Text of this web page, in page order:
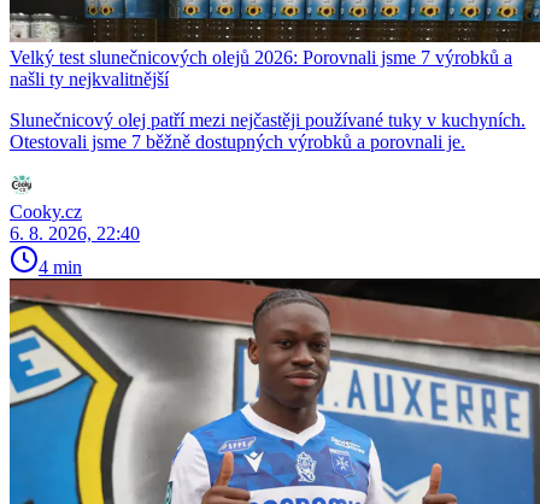
Velký test slunečnicových olejů 2026: Porovnali jsme 7 výrobků a
našli ty nejkvalitnější
Slunečnicový olej patří mezi nejčastěji používané tuky v kuchyních.
Otestovali jsme 7 běžně dostupných výrobků a porovnali je.
Cooky.cz
6. 8. 2026, 22:40
4 min